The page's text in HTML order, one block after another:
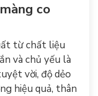
co
từ chất liệu
và chủ yếu là
vời, độ dẻo
hiệu quả, thân